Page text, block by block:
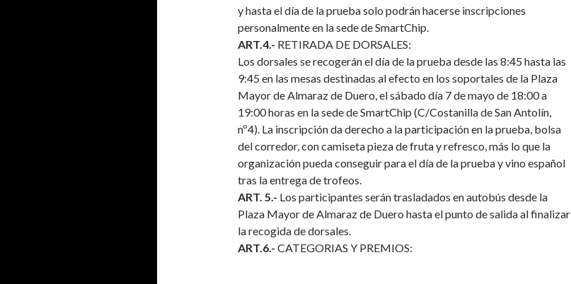
y hasta el día de la prueba solo podrán hacerse inscripciones
personalmente en la sede de SmartChip.
ART.4.- RETIRADA DE DORSALES:
Los dorsales se recogerán el día de la prueba desde las 8:45 hasta las
9:45 en las mesas destinadas al efecto en los soportales de la Plaza
Mayor de Almaraz de Duero, el sábado día 7 de mayo de 18:00 a
19:00 horas en la sede de SmartChip (C/Costanilla de San Antolín,
nº4). La inscripción da derecho a la participación en la prueba, bolsa
del corredor, con camiseta pieza de fruta y refresco, más lo que la
organización pueda conseguir para el día de la prueba y vino español
tras la entrega de trofeos.
ART. 5.- Los participantes serán trasladados en autobús desde la
Plaza Mayor de Almaraz de Duero hasta el punto de salida al finalizar
la recogida de dorsales.
ART.6.- CATEGORIAS Y PREMIOS: